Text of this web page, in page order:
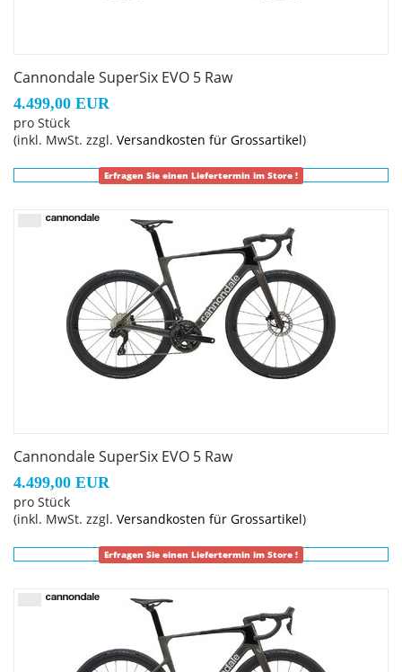
Cannondale SuperSix EVO 5 Raw
4.499,00 EUR
pro Stück
(inkl. MwSt. zzgl. Versandkosten für Grossartikel)
Erfragen Sie einen Liefertermin im Store !
Cannondale SuperSix EVO 5 Raw
4.499,00 EUR
pro Stück
(inkl. MwSt. zzgl. Versandkosten für Grossartikel)
Erfragen Sie einen Liefertermin im Store !